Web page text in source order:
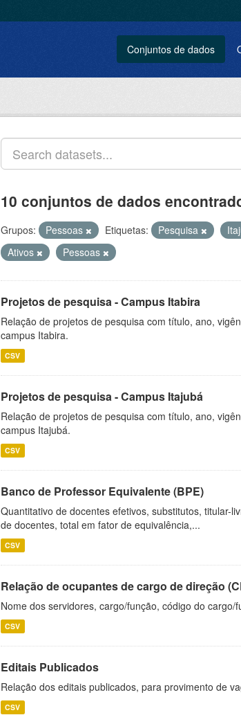
Conjuntos de dados
10 conjuntos de dados
Grupos: Pessoas Etiquetas: Pesquisa
Ativos
Pessoas
Projetos de pesquisa - Campus Itabira
Relação de projetos de pesquisa com título, ano,
campus Itabira.
CSV
Projetos de pesquisa - Campus Itajubá
Relação de projetos de pesquisa com título, ano,
campus Itajubá.
CSV
Banco de Professor Equivalente (BPE)
Quantitativo de docentes efetivos, substitutos, titular-
de docentes, total em fator de equivalência,...
CSV
Relação de ocupantes de cargo de direção
Nome dos servidores, cargo/função, código do cargo/
CSV
Editais Publicados
Relação dos editais publicados, para provimento de
CSV